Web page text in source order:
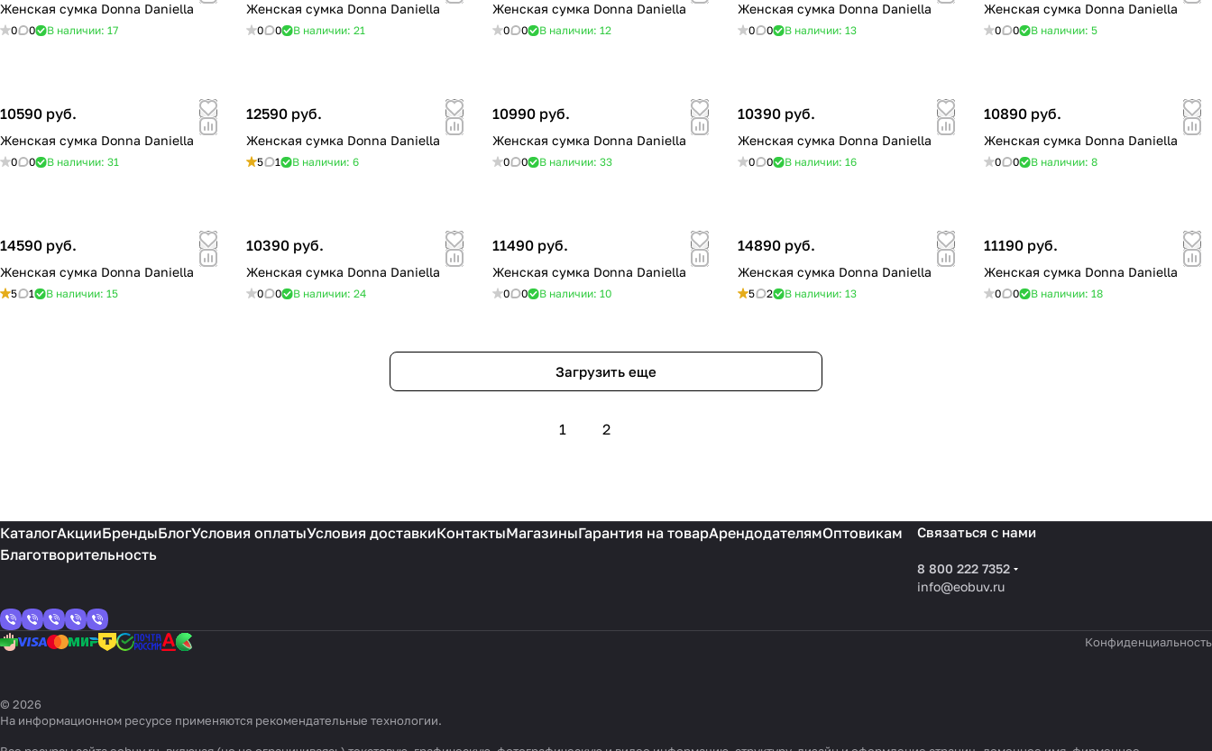
Женская сумка Donna Daniella
0 0 В наличии: 17
Женская сумка Donna Daniella
0 0 В наличии: 21
Женская сумка Donna Daniella
0 0 В наличии: 12
Женская сумка Donna Daniella
0 0 В наличии: 13
Женская сумка Donna Daniella
0 0 В наличии: 5
10590 руб.
Женская сумка Donna Daniella
0 0 В наличии: 31
12590 руб.
Женская сумка Donna Daniella
5 1 В наличии: 6
10990 руб.
Женская сумка Donna Daniella
0 0 В наличии: 33
10390 руб.
Женская сумка Donna Daniella
0 0 В наличии: 16
10890 руб.
Женская сумка Donna Daniella
0 0 В наличии: 8
14590 руб.
Женская сумка Donna Daniella
5 1 В наличии: 15
10390 руб.
Женская сумка Donna Daniella
0 0 В наличии: 24
11490 руб.
Женская сумка Donna Daniella
0 0 В наличии: 10
14890 руб.
Женская сумка Donna Daniella
5 2 В наличии: 13
11190 руб.
Женская сумка Donna Daniella
0 0 В наличии: 18
Загрузить еще
1 2
КаталогАкцииБрендыБлогУсловия оплатыУсловия доставкиКонтактыМагазиныГарантия на товарАрендодателямОптовикам
Благотворительность
Связаться с нами
8 800 222 7352
info@eobuv.ru
Конфиденциальность
© 2026
На информационном ресурсе применяются рекомендательные технологии.